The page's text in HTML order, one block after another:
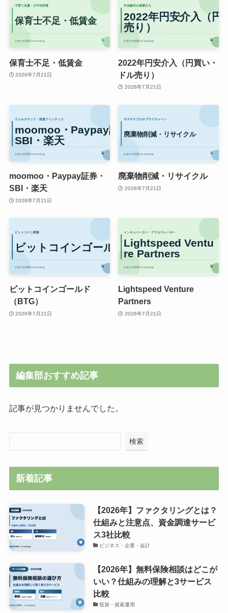
保育士不足・低賃金
2026年7月21日
2022年円安介入（円買い・
ドル売り）
2026年7月21日
moomoo・Paypay証券・
SBI・楽天
2026年7月21日
廃棄物削減・リサイクル
2026年7月21日
ビットコインゴールド
（BTG）
2026年7月21日
Lightspeed Venture
Partners
2026年7月21日
編集部おすすめ記事
記事が見つかりませんでした。
検索
新着記事
【2026年】ファクタリングとは？
仕組みと注意点、資金調達サービ
ス3社比較
ビジネス・企業・会計
【2026年】無料保険相談はどこが
いい？仕組みの理解と3サービス
比較
投資・資産運用